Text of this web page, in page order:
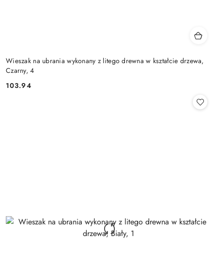
Wieszak na ubrania wykonany z litego drewna w kształcie drzewa,
Czarny, 4
Cena:
103.94